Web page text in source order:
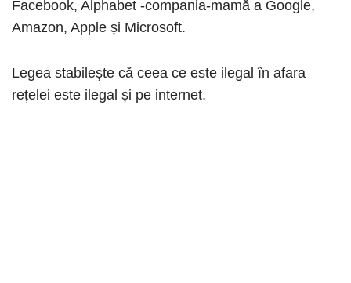
Facebook, Alphabet -compania-mamă a Google,
Amazon, Apple și Microsoft.
Legea stabilește că ceea ce este ilegal în afara
rețelei este ilegal și pe internet.